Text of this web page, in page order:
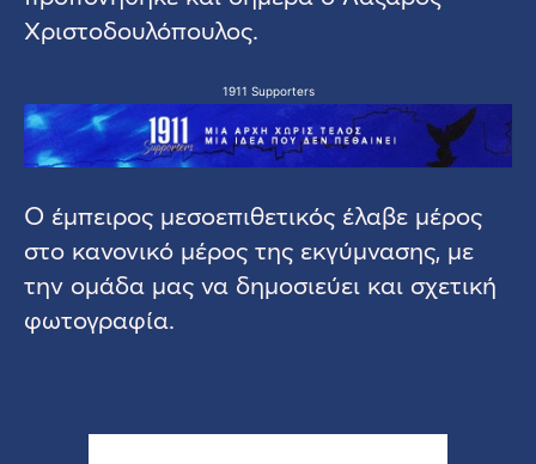
Χριστοδουλόπουλος.
1911 Supporters
Ο έμπειρος μεσοεπιθετικός έλαβε μέρος
στο κανονικό μέρος της εκγύμνασης, με
την ομάδα μας να δημοσιεύει και σχετική
φωτογραφία.